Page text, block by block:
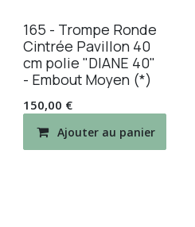
165 - Trompe Ronde
Cintrée Pavillon 40
cm polie "DIANE 40"
- Embout Moyen (*)
150,00 €
Ajouter au panier